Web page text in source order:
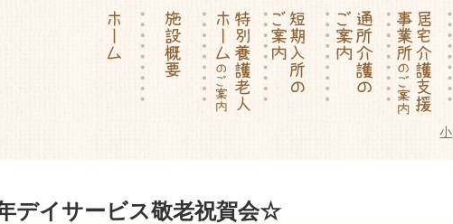
小
付有料老人ホーム いこいの里
デイサービス敬老祝賀会☆